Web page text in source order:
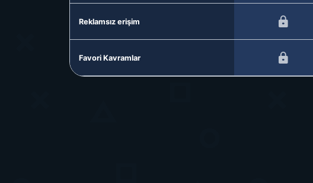
Reklamsız erişim
Favori Kavramlar